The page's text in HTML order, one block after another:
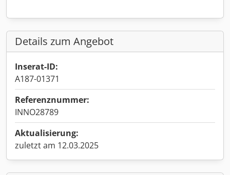
Details zum Angebot
Inserat-ID:
A187-01371
Referenznummer:
INNO28789
Aktualisierung:
zuletzt am 12.03.2025